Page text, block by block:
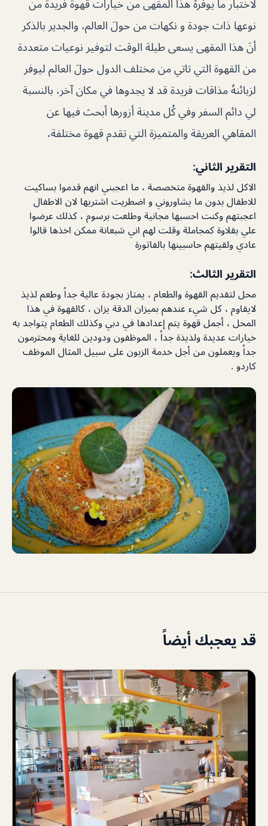
لاختبار ما يوفرهُ هذا المقهى من خيارات قهوة فريدة من
نوعها ذات جودة و نكهات من حولَ العالم، والجدير بالذكر
أنَ هذا المقهى يسعى طيلة الوقت لتوفير نوعيات متعددة
من القهوة التي تاتي من مختلف الدول حولَ العالم ليوفر
لزبائنهُ مذاقات فريدة قد لا يجدوها في مكان آخر، بالنسبة
لي دائم السفر وفي كُل مدينة أزورها أبحث فيها عن
المقاهي العريقة والمتميزة التي تقدم قهوة مختلفة،
التقرير الثاني:
الاكل لذيذ والقهوة متخصصة ، ما اعجبني انهم قدموا بساكيت
للاطفال بدون ما يشاوروني و اضطريت اشتريها لان الاطفال
اعجبتهم وكنت احسبها مجانية وطلعت برسوم ، كذلك عرضوا
علي بقلاوة كمجاملة وقلت لهم اني شبعانة ممكن اخذها قالوا
عادي ولقيتهم حاسبينها بالفاتورة
التقرير الثالث:
محل لتقديم القهوة والطعام ، يمتاز بجودة عالية جداً وطعم لذيذ
لايقاوم ، كل شيء عندهم بميزان الدقة يزان ، كالقهوة في هذا
المحل ، أجمل قهوة يتم إعدادها في دبي وكذلك الطعام يتواجد به
خيارات عديدة ولذيذة جداً ، الموظفون ودودين للغاية ومحترمون
جداً ويعملون من أجل خدمة الزبون على سبيل المثال الموظف
كاردو .
قد يعجبك أيضاً